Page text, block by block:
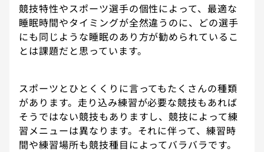
競技特性やスポーツ選手の個性によって、最適な
睡眠時間やタイミングが全然違うのに、どの選手
にも同じような睡眠のあり方が勧められているこ
とは課題だと思っています。
スポーツとひとくくりに言ってもたくさんの種類
があります。走り込み練習が必要な競技もあれば
そうではない競技もありますし、競技によって練
習メニューは異なります。それに伴って、練習時
間や練習場所も競技種目によってバラバラです。